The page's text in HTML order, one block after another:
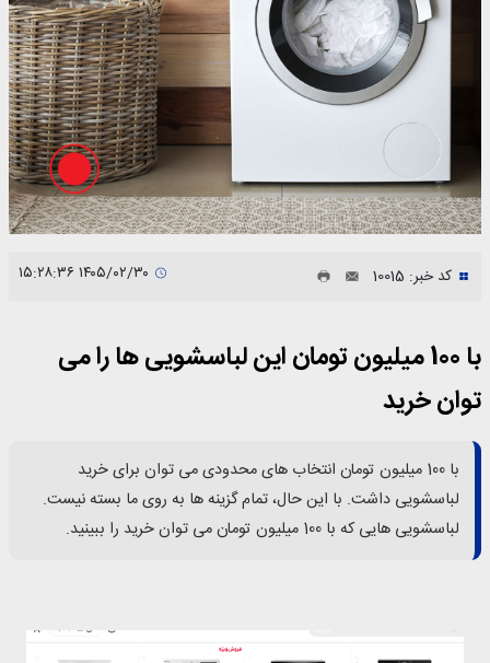
کد خبر: 10015
با 100 میلیون تومان این لباسشویی ها را می
توان خرید
با 100 میلیون تومان انتخاب های محدودی می توان برای خرید
لباسشویی داشت. با این حال، تمام گزینه ها به روی ما بسته نیست.
لباسشویی هایی که با 100 میلیون تومان می توان خرید را ببینید.